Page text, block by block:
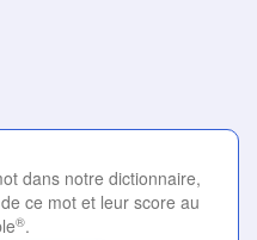
dans notre dictionnaire,
ce mot et leur score au
®.